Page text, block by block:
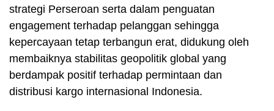
strategi Perseroan serta dalam penguatan
engagement terhadap pelanggan sehingga
kepercayaan tetap terbangun erat, didukung oleh
membaiknya stabilitas geopolitik global yang
berdampak positif terhadap permintaan dan
distribusi kargo internasional Indonesia.